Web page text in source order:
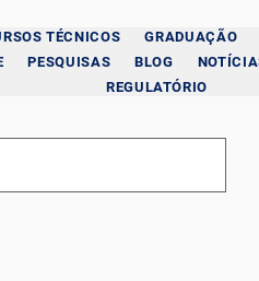
TÉCNICOS GRADUAÇÃO
PESQUISAS BLOG
REGULATÓRIO